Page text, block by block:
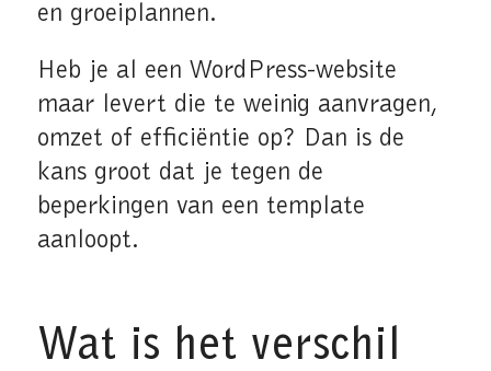
en groeiplannen.
Heb je al een WordPress-website
maar levert die te weinig aanvragen,
omzet of efficiëntie op? Dan is de
kans groot dat je tegen de
beperkingen van een template
aanloopt.
Wat is het verschil